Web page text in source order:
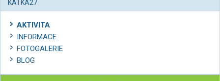
KATKA27
AKTIVITA
INFORMACE
FOTOGALERIE
BLOG